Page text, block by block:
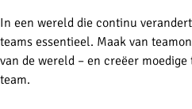
In een wereld die continu
teams essentieel. Maak van
van de wereld – en creëer
team.